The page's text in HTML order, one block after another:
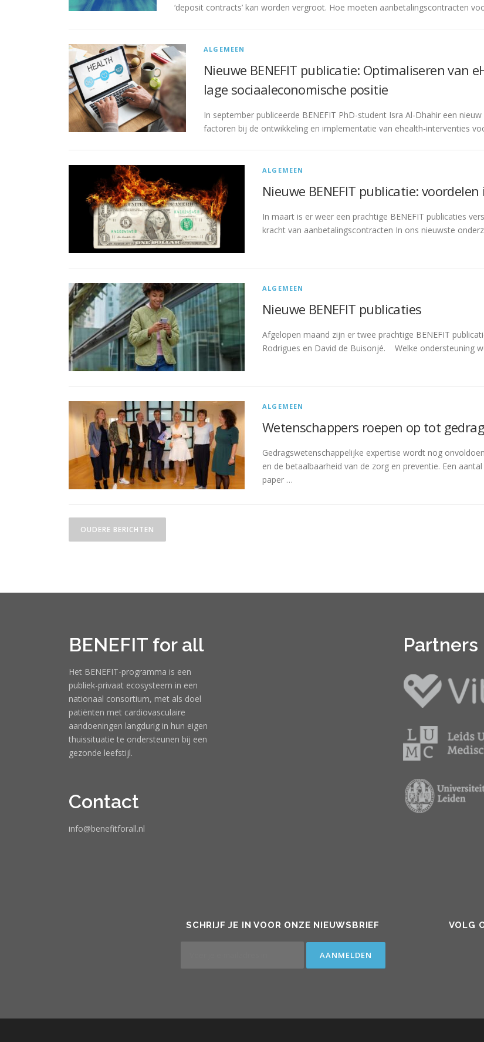
‘deposit contracts’ kan worden vergroot. Hoe moeten aanbetalingscontracten
ALGEMEEN
Nieuwe BENEFIT publicatie: Optimaliseren van
lage sociaaleconomische positie
In september publiceerde BENEFIT PhD-student Isra Al-Dhahir een
factoren bij de ontwikkeling en implementatie van ehealth-interventies
ALGEMEEN
Nieuwe BENEFIT publicatie:
In maart is er weer een prachtige BENEFIT publicaties
kracht van aanbetalingscontracten In ons nieuwste
ALGEMEEN
Nieuwe BENEFIT publicaties
Afgelopen maand zijn er twee prachtige BENEFIT
Rodrigues en David de Buisonjé. Welke ondersteuning
ALGEMEEN
Wetenschappers roepen op tot
Gedragswetenschappelijke expertise wordt nog
en de betaalbaarheid van de zorg en preventie. Een
paper …
OUDERE BERICHTEN
BENEFIT for all
Het BENEFIT-programma is een
publiek-privaat ecosysteem in een
nationaal consortium, met als doel
patiënten met cardiovasculaire
aandoeningen langdurig in hun eigen
thuissituatie te ondersteunen bij een
gezonde leefstijl.
Contact
info@benefitforall.nl
Partners
SCHRIJF JE IN VOOR ONZE NIEUWSBRIEF VOLG